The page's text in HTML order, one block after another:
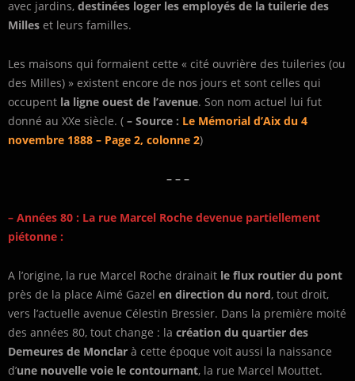
avec jardins, destinées loger les employés de la tuilerie des
Milles et leurs familles.
Les maisons qui formaient cette « cité ouvrière des tuileries (ou
des Milles) » existent encore de nos jours et sont celles qui
occupent la ligne ouest de l’avenue. Son nom actuel lui fut
donné au XXe siècle. ( – Source : Le Mémorial d’Aix du 4
novembre 1888 – Page 2, colonne 2)
– – –
– Années 80 : La rue Marcel Roche devenue partiellement
piétonne :
A l’origine, la rue Marcel Roche drainait le flux routier du pont
près de la place Aimé Gazel en direction du nord, tout droit,
vers l’actuelle avenue Célestin Bressier. Dans la première moité
des années 80, tout change : la création du quartier des
Demeures de Monclar à cette époque voit aussi la naissance
d’une nouvelle voie le contournant, la rue Marcel Mouttet.